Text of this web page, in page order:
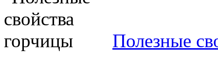
Полезные